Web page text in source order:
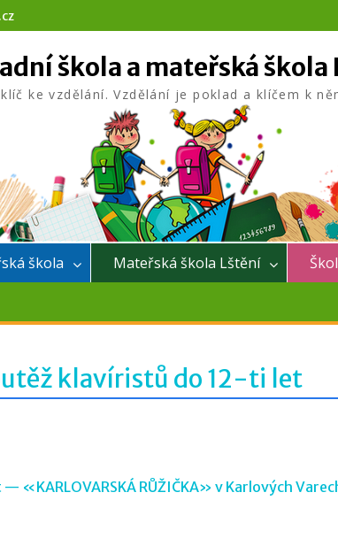
škola a mateřská škola
ke vzdělání. Vzdělání je poklad a klíčem k
škola Mateřská škola Lštění
klavíristů do 12-ti let
«KARLOVARSKÁ RŮŽIČKA» v Karlových